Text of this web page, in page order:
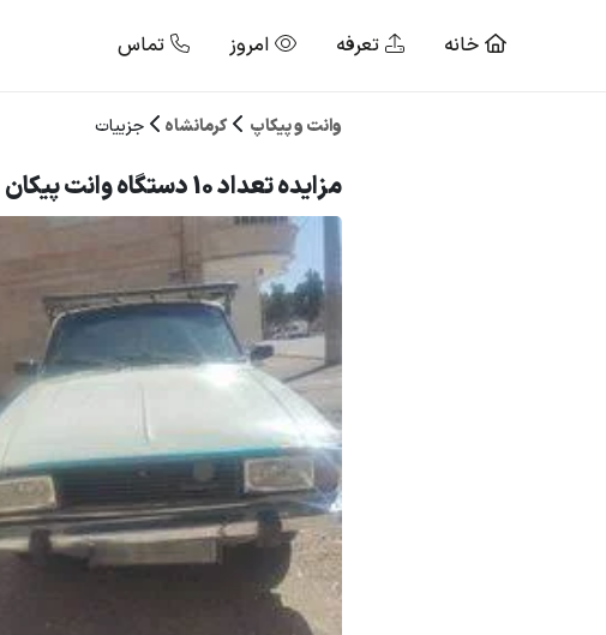
خانه تعرفه امروز تماس
وانت و پیکاپ کرمانشاه جزییات
مزایده تعداد 10 دستگاه وانت پیکان